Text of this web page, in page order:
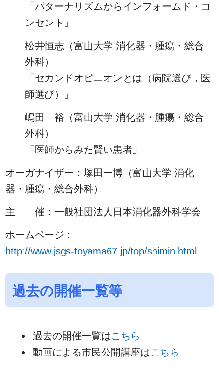
「パターナリズムからインフォームド・コ
ンセント」
松井恒志（富山大学 消化器・腫瘍・総合
外科）
「セカンドオピニオンとは（病院選び，医
師選び）」
嶋田 裕（富山大学 消化器・腫瘍・総合
外科）
「医師からみた賢い患者」
オーガナイザー：塚田一博（富山大学 消化
器・腫瘍・総合外科）
主 催：一般社団法人日本消化器外科学会
ホームページ：
http://www.jsgs-toyama67.jp/top/shimin.html
過去の開催一覧等
過去の開催一覧はこちら
動画による市民公開講座はこちら